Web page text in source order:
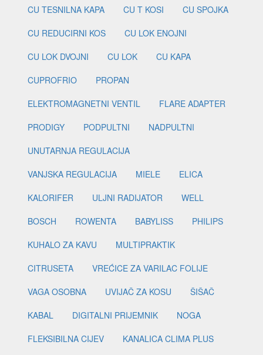
CU TESNILNA KAPA
CU T KOSI
CU SPOJKA
CU REDUCIRNI KOS
CU LOK ENOJNI
CU LOK DVOJNI
CU LOK
CU KAPA
CUPROFRIO
PROPAN
ELEKTROMAGNETNI VENTIL
FLARE ADAPTER
PRODIGY
PODPULTNI
NADPULTNI
UNUTARNJA REGULACIJA
VANJSKA REGULACIJA
MIELE
ELICA
KALORIFER
ULJNI RADIJATOR
WELL
BOSCH
ROWENTA BABYLISS
PHILIPS
KUHALO ZA KAVU
MULTIPRAKTIK
CITRUSETA
VREĆICE ZA VARILAC FOLIJE
VAGA OSOBNA
UVIJAČ ZA KOSU
ŠIŠAČ
KABAL
DIGITALNI PRIJEMNIK
NOGA
FLEKSIBILNA CIJEV
KANALICA CLIMA PLUS